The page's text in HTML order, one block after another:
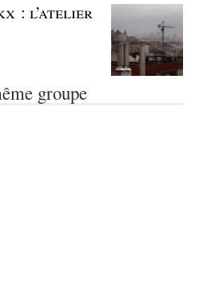
: l’atelier
groupe